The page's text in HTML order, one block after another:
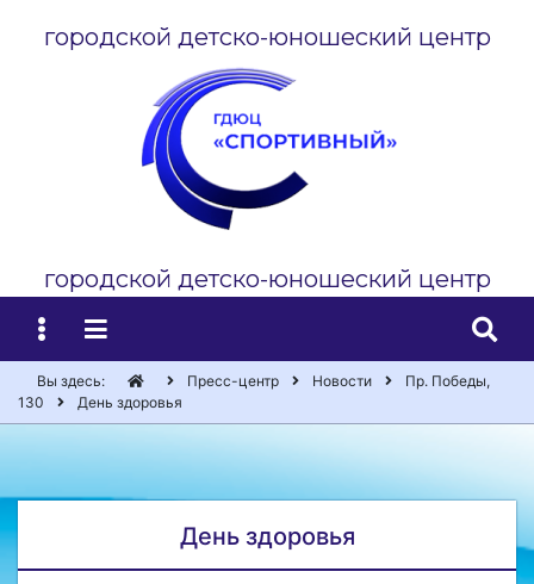
городской детско-юношеский центр
городской детско-юношеский центр
Вы здесь: Пресс-центр Новости
Пр. Победы,
130
День здоровья
День здоровья